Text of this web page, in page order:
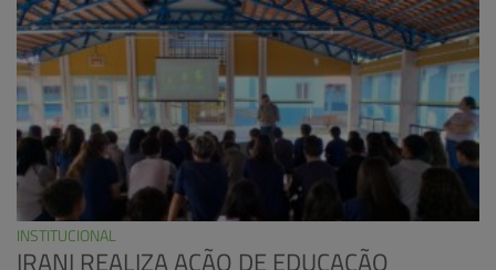
INSTITUCIONAL
IRANI REALIZA AÇÃO DE EDUCAÇÃO